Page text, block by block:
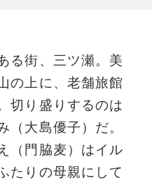
る街、三ツ瀬。美
の上に、老舗旅館
切り盛りするのは
（大島優子）だ。
（門脇麦）はイル
たりの母親にして